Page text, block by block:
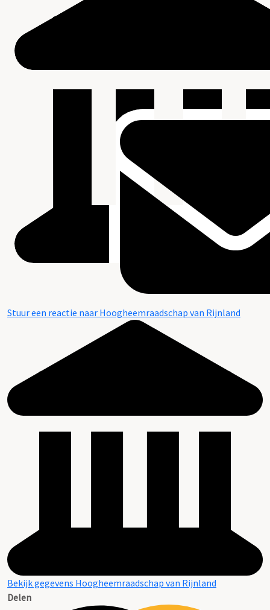
Stuur een reactie naar Hoogheemraadschap van Rijnland
Bekijk gegevens Hoogheemraadschap van Rijnland
Delen